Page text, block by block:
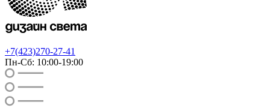
+7(423)270-27-41
Пн-Сб: 10:00-19:00